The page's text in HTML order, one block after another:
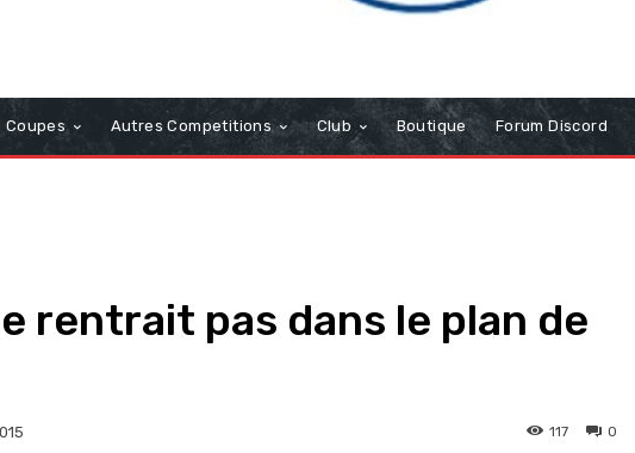
Coupes Autres Competitions Club Boutique Forum Discord
rentrait pas dans le plan de
0
117